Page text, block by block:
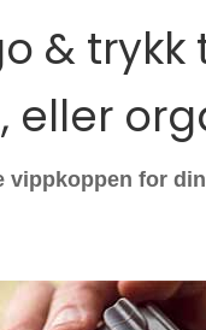
& trykk
eller
vippkoppen for